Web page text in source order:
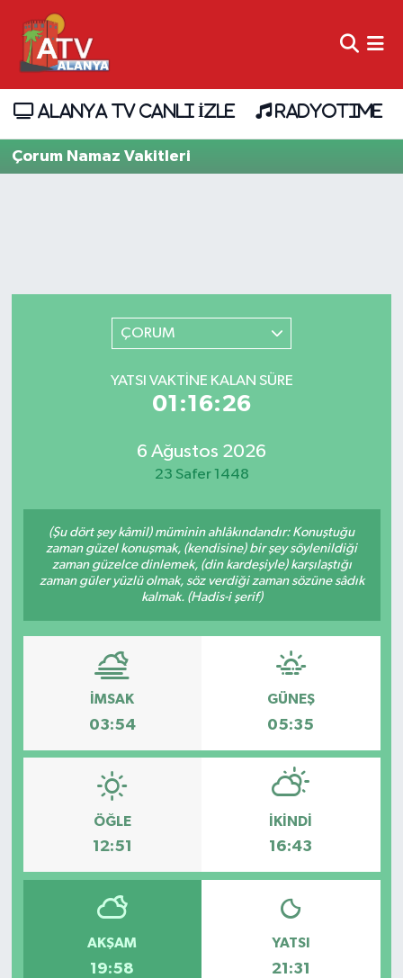
ALANYA TV CANLI İZLE RADYOTIME
Çorum Namaz Vakitleri
ÇORUM
YATSI VAKTINE KALAN SÜRE
01:16:26
6 Ağustos 2026
23 Safer 1448
(Şu dört şey kâmil) müminin ahlâkındandır: Konuştuğu
zaman güzel konuşmak, (kendisine) bir şey söylenildiği
zaman güzelce dinlemek, (din kardeşiyle) karşılaştığı
zaman güler yüzlü olmak, söz verdiği zaman sözüne sâdık
kalmak. (Hadis-i şerif)
İMSAK
03:54
GÜNEŞ
05:35
ÖĞLE
12:51
İKINDI
16:43
AKŞAM
19:58
YATSI
21:31